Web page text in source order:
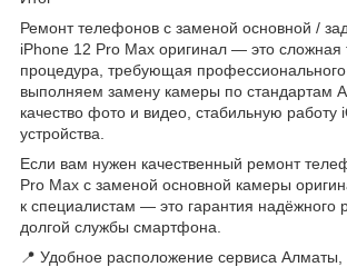
Ремонт телефонов с заменой основной /
iPhone 12 Pro Max оригинал — это сложная
процедура, требующая
выполняем замену камеры по стандартам
качество фото и видео, стабильную работу
устройства.
Если вам нужен качественный ремонт
Pro Max с заменой основной камеры
к специалистам — это гарантия надёжного
долгой службы смартфона.
📍 Удобное расположение сервиса